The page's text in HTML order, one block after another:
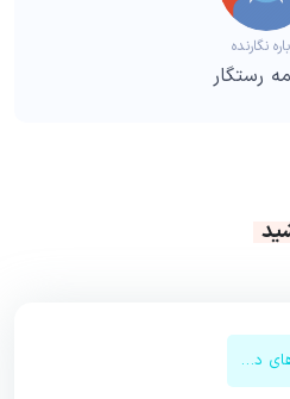
نگارنده
رستگار
معرفی ارزهای دیجیتال